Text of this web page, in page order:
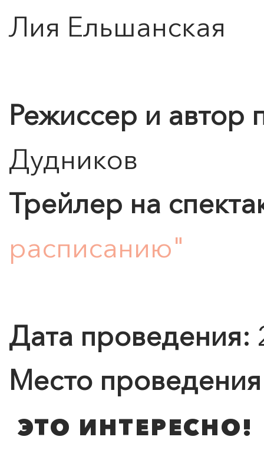
ПОИСК ПО МЕРОПРИЯТИЯМ
Лия Ельшанская
Режиссер и автор
Дудников
Трейлер на
расписанию"
Дата проведения:
Место
ЭТО ИНТЕРЕСНО!
0">
Подробнее